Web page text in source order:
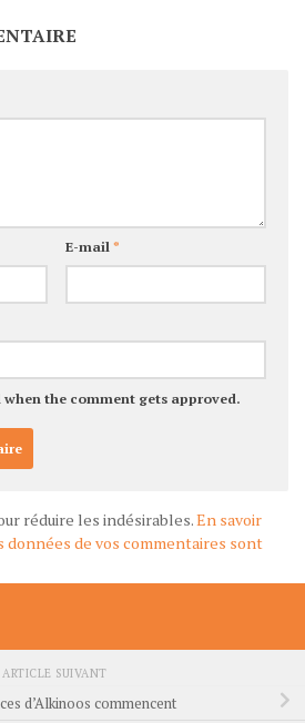
E-mail*
the comment gets approved.
réduire les indésirables.En savoir
données de vos commentaires sont
ARTICLE SUIVANT
d’Alkinoos commencent